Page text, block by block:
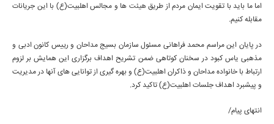
اما ما باید با تقویت ایمان مردم از طریقهیئت ها و مجالس اهلبیت(ع) با این جریانات
مقابله کنیم.
در پایان این مراسم محمد فراهانی مسئول سازمان بسیج مداحان و رییس کانون ادبی و
مذهبی یاس کبود در سخنان کوتاهی ضمن تشریح اهداف برگزاری این همایش بر لزوم
ارتباط با خانواده مداحان و ذاکران اهلبیت(ع) و بهره گیری از توانایی های آنها در مدیریت
و پیشبرد اهداف جلسات اهلبیت(ع) تاکید کرد.
انتهای پیام/